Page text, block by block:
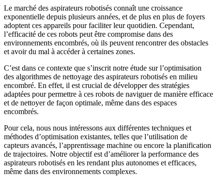
Le marché des aspirateurs robotisés connaît une croissance
exponentielle depuis plusieurs années, et de plus en plus de foyers
adoptent ces appareils pour faciliter leur quotidien. Cependant,
l’efficacité de ces robots peut être compromise dans des
environnements encombrés, où ils peuvent rencontrer des obstacles
et avoir du mal à accéder à certaines zones.
C’est dans ce contexte que s’inscrit notre étude sur l’optimisation
des algorithmes de nettoyage des aspirateurs robotisés en milieu
encombré. En effet, il est crucial de développer des stratégies
adaptées pour permettre à ces robots de naviguer de manière efficace
et de nettoyer de façon optimale, même dans des espaces
encombrés.
Pour cela, nous nous intéressons aux différentes techniques et
méthodes d’optimisation existantes, telles que l’utilisation de
capteurs avancés, l’apprentissage machine ou encore la planification
de trajectoires. Notre objectif est d’améliorer la performance des
aspirateurs robotisés en les rendant plus autonomes et efficaces,
même dans des environnements complexes.